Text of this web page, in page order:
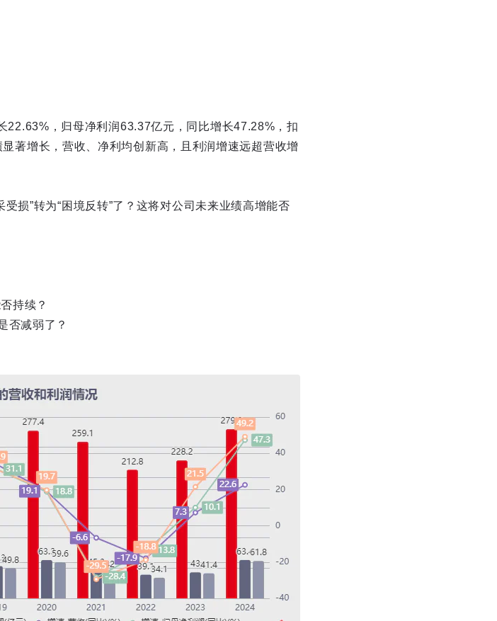
，归母净利润63.37亿元，同比增长47.28%，扣
著增长，营收、净利均创新高，且利润增速远超营收增
损”转为“困境反转”了？这将对公司未来业绩高增能否
持续？
否减弱了？